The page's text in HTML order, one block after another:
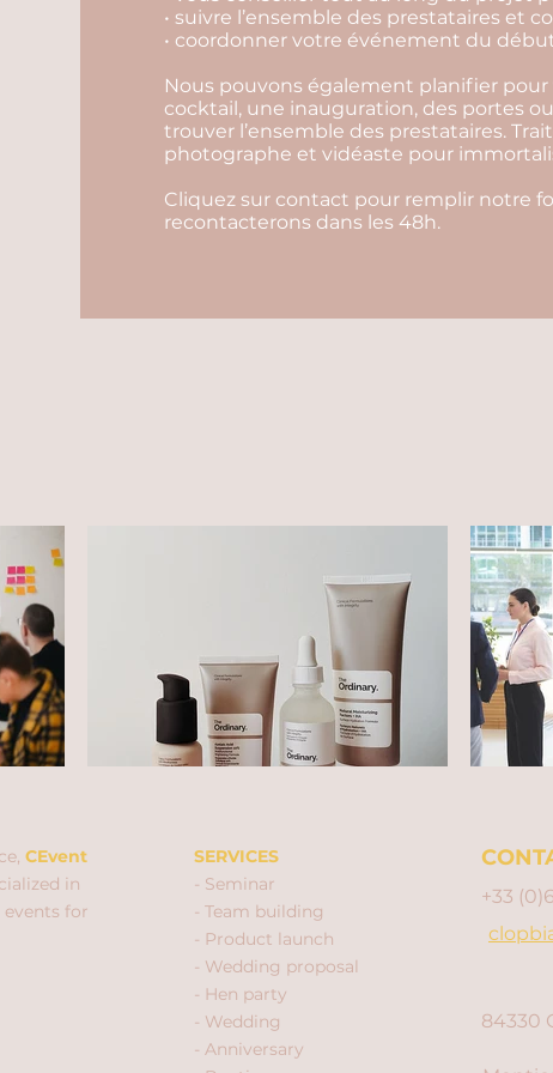
• suivre l’ensemble des prestataires et
• coordonner votre événement du
Nous pouvons également planifier
cocktail, une inauguration, des portes
trouver l’ensemble des prestataires.
photographe et vidéaste pour
Cliquez sur contact pour remplir notre
recontacterons dans les 48h.
CEvent
in
for
SERVICES
- Seminar
- Team building
- Product launch
- Wedding proposal
- Hen party
- Wedding
- Anniversary
+33
84330